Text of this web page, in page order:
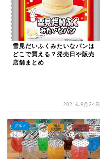
雪見だいふくみたいなパンは
どこで買える？発売日や販売
店舗まとめ
2021年9月24日
グルメ